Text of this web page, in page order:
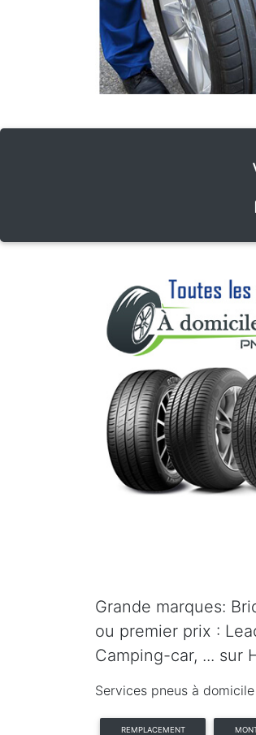
Grande marques:
ou premier prix :
Camping-car, ... sur
Services pneus à domicile
REMPLACEMENT